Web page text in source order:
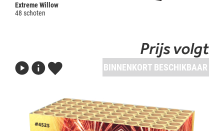
Extreme Willow
48 schoten
Prijs volgt
BINNENKORT BESCHIKBAAR